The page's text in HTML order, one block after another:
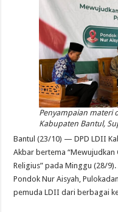
Penyampaian materi
Kabupaten Bantul,
Bantul (23/10) — DPD LDII
Akbar bertema
Religius” pada Minggu (28/
Pondok Nur Aisyah,
pemuda LDII dari berbagai